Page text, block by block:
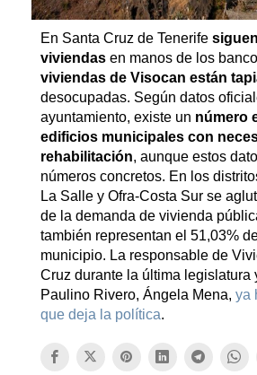
En Santa Cruz de Tenerife
viviendasen manos de los
viviendas de Visocan están
desocupadas. Según datos
ayuntamiento, existe un número
edificios municipales con
rehabilitación, aunque estos
números concretos. En los
La Salle y Ofra-Costa Sur se
de la demanda de vivienda
también representan el 51,03%
municipio. La responsable de
Cruz durante la última legislatura
Paulino Rivero, Ángela Mena, ya
que deja la política.